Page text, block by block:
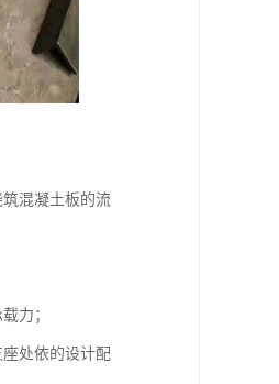
混凝土板的流
力；
处依的设计配